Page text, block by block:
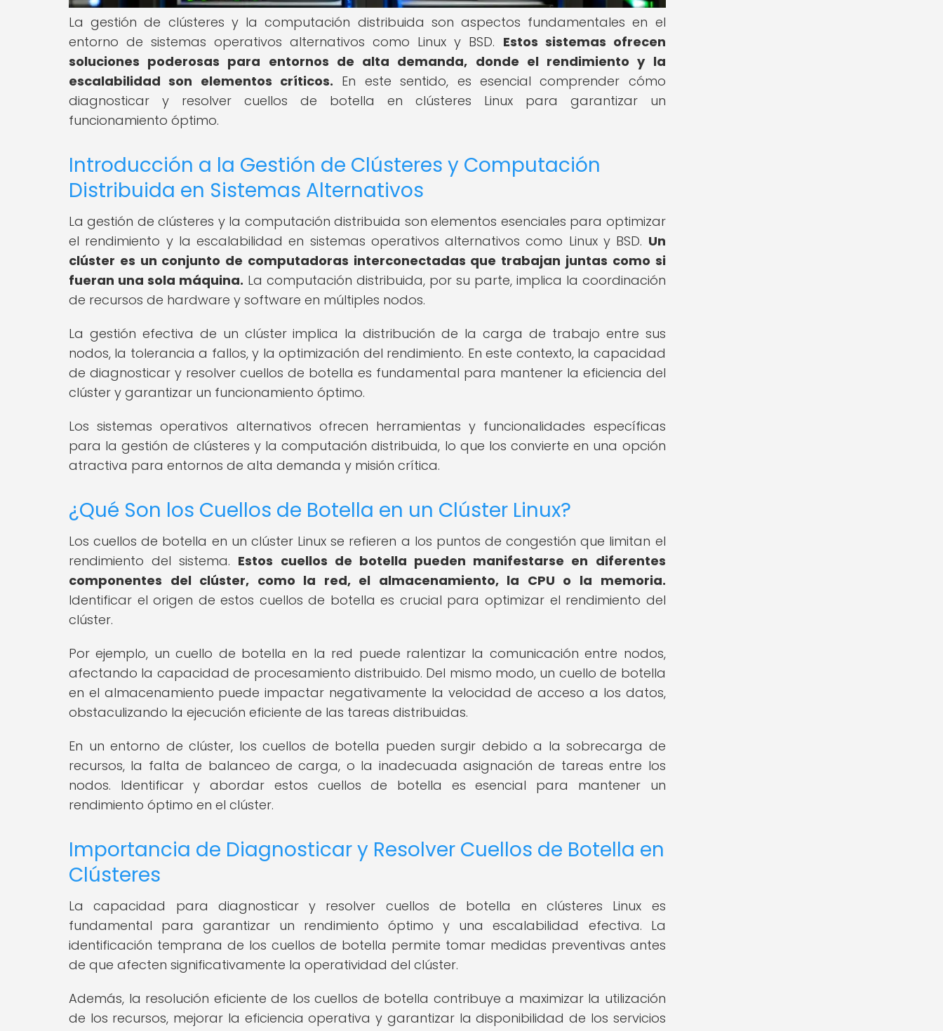
La gestión de clústeres y la computación distribuida son aspectos fundamentales en el
entorno de sistemas operativos alternativos como Linux y BSD. Estos sistemas ofrecen
soluciones poderosas para entornos de alta demanda, donde el rendimiento y la
escalabilidad son elementos críticos. En este sentido, es esencial comprender cómo
diagnosticar y resolver cuellos de botella en clústeres Linux para garantizar un
funcionamiento óptimo.
Introducción a la Gestión de Clústeres y Computación
Distribuida en Sistemas Alternativos
La gestión de clústeres y la computación distribuida son elementos esenciales para optimizar
el rendimiento y la escalabilidad en sistemas operativos alternativos como Linux y BSD. Un
clúster es un conjunto de computadoras interconectadas que trabajan juntas como si
fueran una sola máquina. La computación distribuida, por su parte, implica la coordinación
de recursos de hardware y software en múltiples nodos.
La gestión efectiva de un clúster implica la distribución de la carga de trabajo entre sus
nodos, la tolerancia a fallos, y la optimización del rendimiento. En este contexto, la capacidad
de diagnosticar y resolver cuellos de botella es fundamental para mantener la eficiencia del
clúster y garantizar un funcionamiento óptimo.
Los sistemas operativos alternativos ofrecen herramientas y funcionalidades específicas
para la gestión de clústeres y la computación distribuida, lo que los convierte en una opción
atractiva para entornos de alta demanda y misión crítica.
¿Qué Son los Cuellos de Botella en un Clúster Linux?
Los cuellos de botella en un clúster Linux se refieren a los puntos de congestión que limitan el
rendimiento del sistema. Estos cuellos de botella pueden manifestarse en diferentes
componentes del clúster, como la red, el almacenamiento, la CPU o la memoria.
Identificar el origen de estos cuellos de botella es crucial para optimizar el rendimiento del
clúster.
Por ejemplo, un cuello de botella en la red puede ralentizar la comunicación entre nodos,
afectando la capacidad de procesamiento distribuido. Del mismo modo, un cuello de botella
en el almacenamiento puede impactar negativamente la velocidad de acceso a los datos,
obstaculizando la ejecución eficiente de las tareas distribuidas.
En un entorno de clúster, los cuellos de botella pueden surgir debido a la sobrecarga de
recursos, la falta de balanceo de carga, o la inadecuada asignación de tareas entre los
nodos. Identificar y abordar estos cuellos de botella es esencial para mantener un
rendimiento óptimo en el clúster.
Importancia de Diagnosticar y Resolver Cuellos de Botella en
Clústeres
La capacidad para diagnosticar y resolver cuellos de botella en clústeres Linux es
fundamental para garantizar un rendimiento óptimo y una escalabilidad efectiva. La
identificación temprana de los cuellos de botella permite tomar medidas preventivas antes
de que afecten significativamente la operatividad del clúster.
Además, la resolución eficiente de los cuellos de botella contribuye a maximizar la utilización
de los recursos, mejorar la eficiencia operativa y garantizar la disponibilidad de los servicios